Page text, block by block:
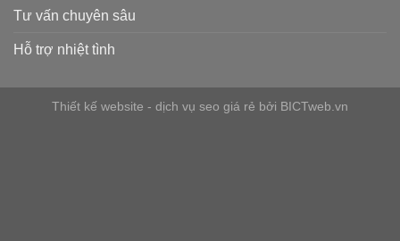
Tư vấn chuyên sâu
Hỗ trợ nhiệt tình
Thiết kế website - dịch vụ seo giá rẻ bởi BICTweb.vn